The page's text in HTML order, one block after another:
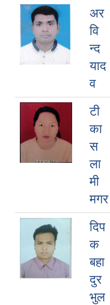
अर
वि
न्द
याद
व
टी
का
स
ला
मी
मगर
दिप
क
बहा
दुर
भुल